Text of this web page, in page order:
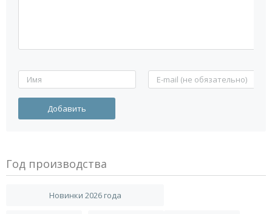
Год производства
Новинки 2026 года